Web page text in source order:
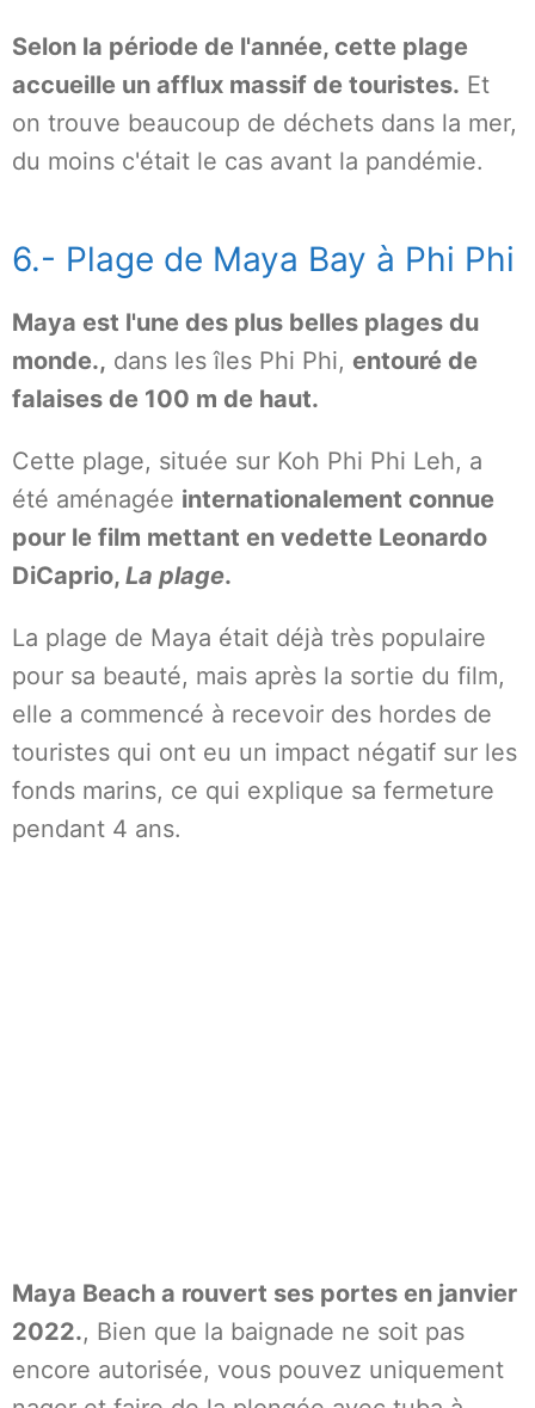
Selon la période de l'année, cette plage
accueille un afflux massif de touristes. Et
on trouve beaucoup de déchets dans la mer,
du moins c'était le cas avant la pandémie.
6.- Plage de Maya Bay à Phi Phi
Maya est l'une des plus belles plages du
monde., dans les îles Phi Phi, entouré de
falaises de 100 m de haut.
Cette plage, située sur Koh Phi Phi Leh, a
été aménagée internationalement connue
pour le film mettant en vedette Leonardo
DiCaprio, La plage.
La plage de Maya était déjà très populaire
pour sa beauté, mais après la sortie du film,
elle a commencé à recevoir des hordes de
touristes qui ont eu un impact négatif sur les
fonds marins, ce qui explique sa fermeture
pendant 4 ans.
Maya Beach a rouvert ses portes en janvier
2022., Bien que la baignade ne soit pas
encore autorisée, vous pouvez uniquement